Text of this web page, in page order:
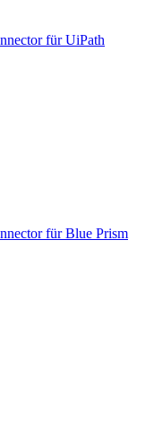
für UiPath
für Blue Prism